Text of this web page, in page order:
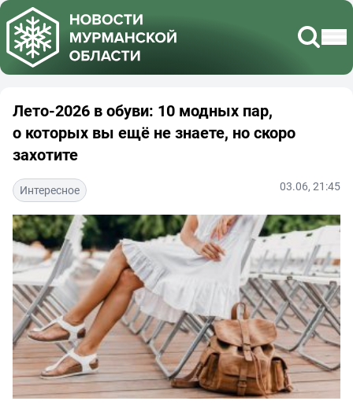
Лето-2026 в обуви: 10 модных пар,
о которых вы ещё не знаете, но скоро
захотите
Интересное 03.06, 21:45